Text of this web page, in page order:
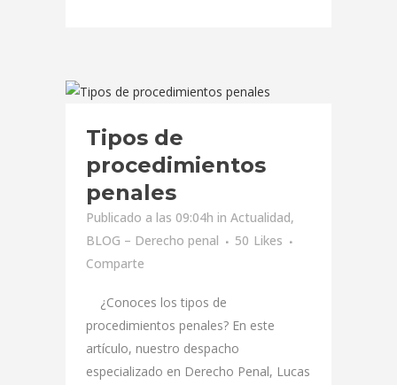
Tipos de
procedimientos
penales
Publicado a las 09:04h in Actualidad,
BLOG – Derecho penal
50 Likes
Comparte
¿Conoces los tipos de
procedimientos penales? En este
artículo, nuestro despacho
especializado en Derecho Penal, Lucas